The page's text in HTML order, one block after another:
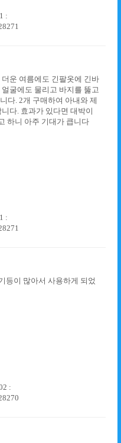
:
운 여름에도 긴팔옷에 긴바
굴에도 물리고 바지를 뚫고
다. 2개 구매하여 아내와 제
다. 효과가 있다면 대박이
하니 아주 기대가 큽니다
:
등이 많아서 사용하게 되었
: